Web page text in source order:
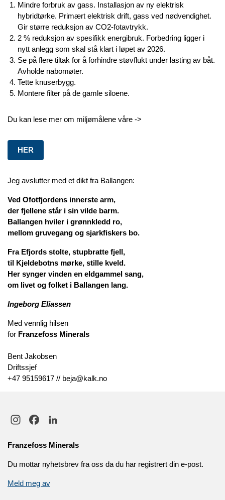
Mindre forbruk av gass. Installasjon av ny elektrisk
hybridtørke. Primært elektrisk drift, gass ved nødvendighet.
Gir større reduksjon av CO2-fotavtrykk.
2 % reduksjon av spesifikk energibruk. Forbedring ligger i
nytt anlegg som skal stå klart i løpet av 2026.
Se på flere tiltak for å forhindre støvflukt under lasting av båt.
Avholde nabomøter.
Tette knuserbygg.
Montere filter på de gamle siloene.
Du kan lese mer om miljømålene våre ->
HER
Jeg avslutter med et dikt fra Ballangen:
Ved Ofotfjordens innerste arm,
der fjellene står i sin vilde barm.
Ballangen hviler i grønnkledd ro,
mellom gruvegang og sjarkfiskers bo.
Fra Efjords stolte, stupbratte fjell,
til Kjeldebotns mørke, stille kveld.
Her synger vinden en eldgammel sang,
om livet og folket i Ballangen lang.
Ingeborg Eliassen
Med vennlig hilsen
for Franzefoss Minerals
Bent Jakobsen
Driftssjef
+47 95159617 // beja@kalk.no
Franzefoss Minerals
Du mottar nyhetsbrev fra oss da du har registrert din e-post.
Meld meg av